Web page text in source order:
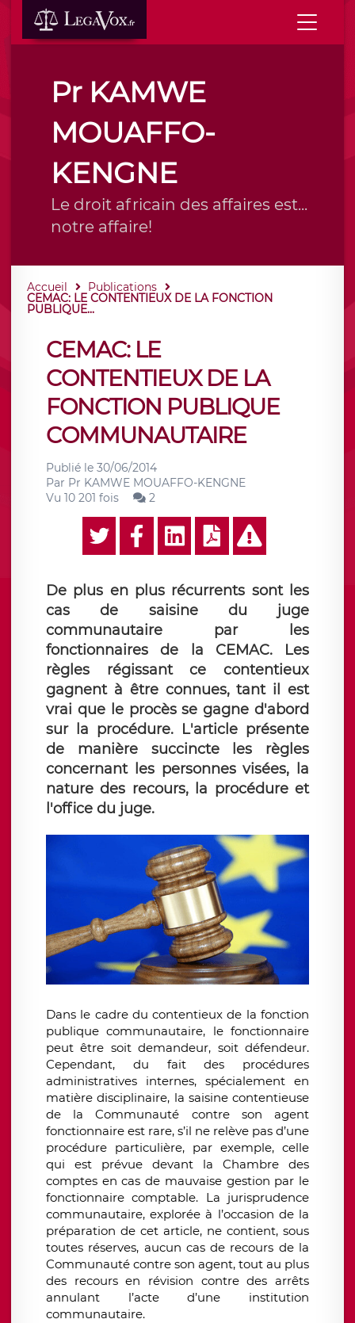
Pr KAMWE
MOUAFFO-
KENGNE
Le droit africain des affaires est...
notre affaire!
Accueil Publications
CEMAC: LE CONTENTIEUX DE LA FONCTION
PUBLIQUE...
CEMAC: LE
CONTENTIEUX DE LA
FONCTION PUBLIQUE
COMMUNAUTAIRE
Publié le 30/06/2014
Par Pr KAMWE MOUAFFO-KENGNE
Vu 10 201 fois
2
De plus en plus récurrents sont les
cas de saisine du juge
communautaire par les
fonctionnaires de la CEMAC. Les
règles régissant ce contentieux
gagnent à être connues, tant il est
vrai que le procès se gagne d'abord
sur la procédure. L'article présente
de manière succincte les règles
concernant les personnes visées, la
nature des recours, la procédure et
l'office du juge.
Dans le cadre du contentieux de la fonction
publique communautaire, le fonctionnaire
peut être soit demandeur, soit défendeur.
Cependant, du fait des procédures
administratives internes, spécialement en
matière disciplinaire, la saisine contentieuse
de la Communauté contre son agent
fonctionnaire est rare, s’il ne relève pas d’une
procédure particulière, par exemple, celle
qui est prévue devant la Chambre des
comptes en cas de mauvaise gestion par le
fonctionnaire comptable. La jurisprudence
communautaire, explorée à l’occasion de la
préparation de cet article, ne contient, sous
toutes réserves, aucun cas de recours de la
Communauté contre son agent, tout au plus
des recours en révision contre des arrêts
annulant l’acte d’une institution
communautaire.